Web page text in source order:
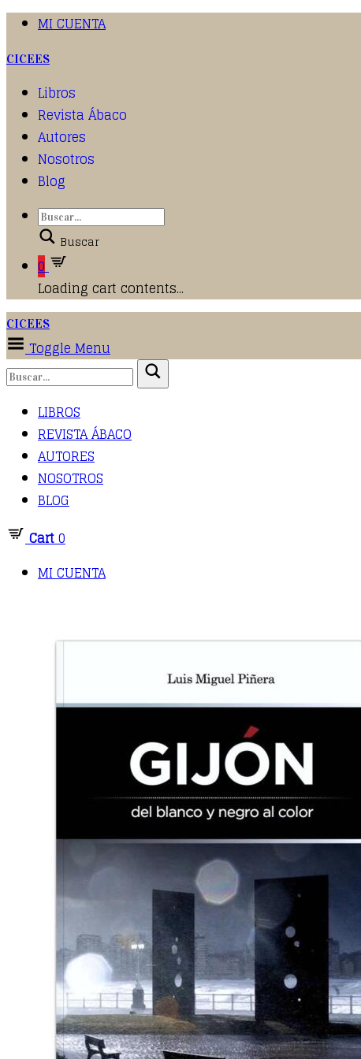
MI CUENTA
CICEES
Libros
Revista Ábaco
Autores
Nosotros
Blog
Buscar
0
Loading cart contents...
CICEES
Toggle Menu
LIBROS
REVISTA ÁBACO
AUTORES
NOSOTROS
BLOG
Cart0
MI CUENTA